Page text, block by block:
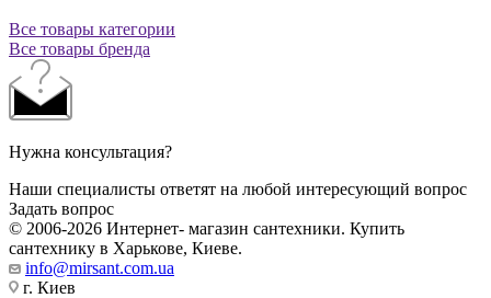
Все товары категории
Все товары бренда
Нужна консультация?
Наши специалисты ответят на любой интересующий вопрос
Задать вопрос
© 2006-2026 Интернет- магазин сантехники. Купить
сантехнику в Харькове, Киеве.
info@mirsant.com.ua
г. Киев